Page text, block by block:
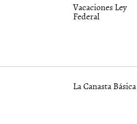
Vacaciones Ley
Federal
La Canasta Básica